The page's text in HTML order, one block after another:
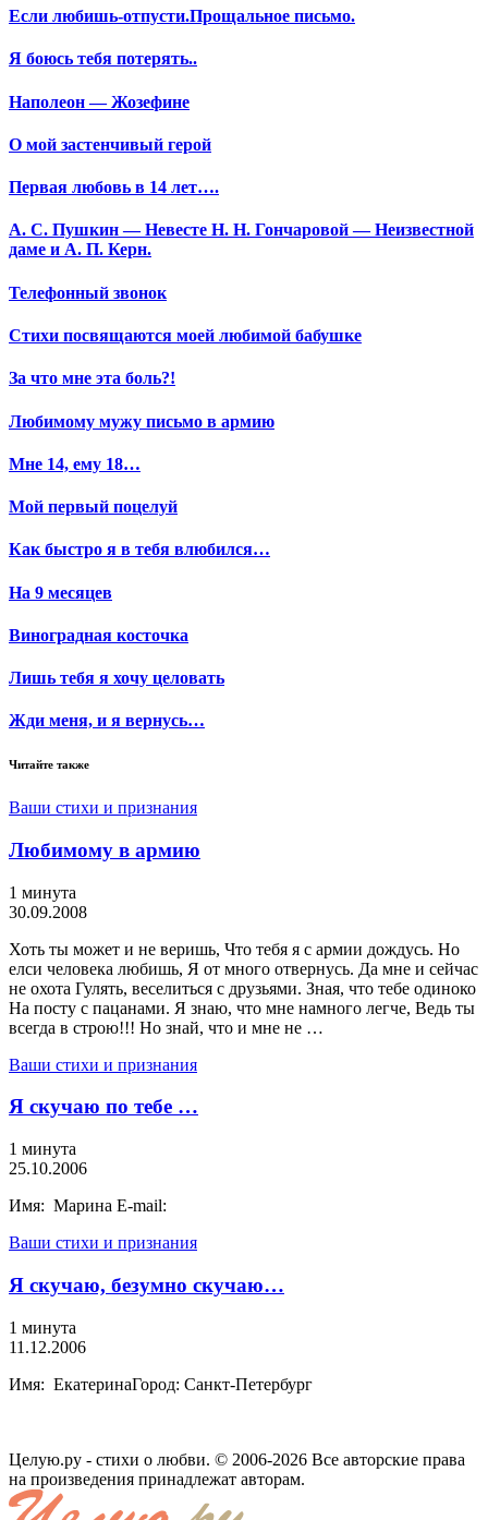
Если любишь-отпусти.Прощальное письмо.
Я боюсь тебя потерять..
Наполеон — Жозефине
О мой застенчивый герой
Первая любовь в 14 лет….
А. С. Пушкин — Невесте Н. Н. Гончаровой — Неизвестной
даме и А. П. Керн.
Телефонный звонок
Стихи посвящаются моей любимой бабушке
За что мне эта боль?!
Любимому мужу письмо в армию
Мне 14, ему 18…
Мой первый поцелуй
Как быстро я в тебя влюбился…
На 9 месяцев
Виноградная косточка
Лишь тебя я хочу целовать
Жди меня, и я вернусь…
Читайте также
Ваши стихи и признания
Любимому в армию
1 минута
30.09.2008
Хоть ты может и не веришь, Что тебя я с армии дождусь. Но
елси человека любишь, Я от много отвернусь. Да мне и сейчас
не охота Гулять, веселиться с друзьями. Зная, что тебе одиноко
На посту с пацанами. Я знаю, что мне намного легче, Ведь ты
всегда в строю!!! Но знай, что и мне не …
Ваши стихи и признания
Я скучаю по тебе …
1 минута
25.10.2006
Имя: Марина E-mail:
Ваши стихи и признания
Я скучаю, безумно скучаю…
1 минута
11.12.2006
Имя: ЕкатеринаГород: Санкт-Петербург
Целую.ру - стихи о любви. © 2006-2026 Все авторские права
на произведения принадлежат авторам.